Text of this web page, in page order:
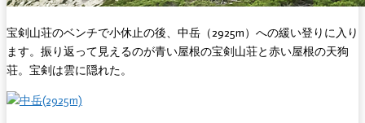
宝剣山荘のベンチで小休止の後、中岳（2925m）への緩い登りに入り
ます。振り返って見えるのが青い屋根の宝剣山荘と赤い屋根の天狗
荘。宝剣は雲に隠れた。